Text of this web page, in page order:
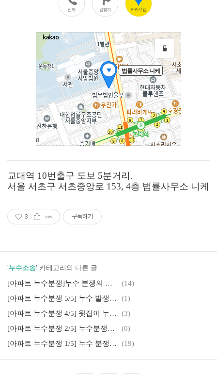
교대역 10번출구 도보 5분거리.
서울 서초구 서초중앙로 153, 4층 법률사무소 니케
3 구독하기
'누수소송' 카테고리의 다른 글
[아파트 누수분쟁]누수 분쟁의 정리, 누수 소송 변호사
(14)
[아파트 누수분쟁 5/5] 누수 발생시 대처방법
(1)
[아파트 누수분쟁 4/5] 윗집이 누수사실 알면서 팔고 나간 경우
(3)
[아파트 누수분쟁 2/5] 누수분쟁의 소송상 쟁점들
(0)
[아파트 누수분쟁 1/5] 누수 분쟁의 원인
(19)